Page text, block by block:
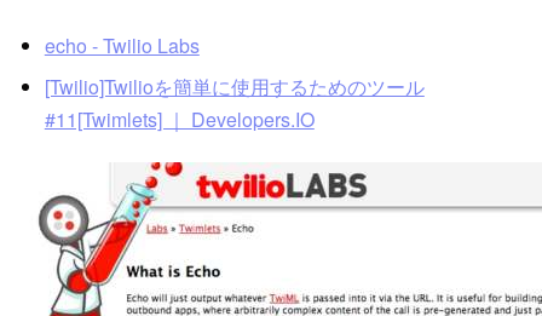
echo - Twilio Labs
[Twilio]Twilioを簡単に使用するためのツール
#11[Twimlets] ｜ Developers.IO